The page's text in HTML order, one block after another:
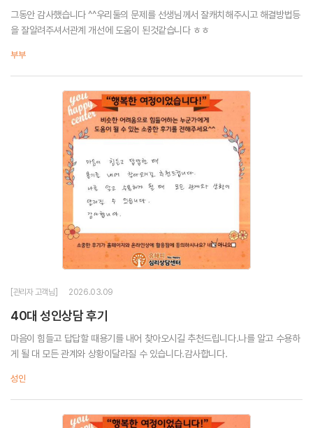
그동안 감사했습니다 ^^우리둘의 문제를 선생님께서 잘캐치해주시고 해결방법등
을 잘알려주셔서관계 개선에 도움이 된것같습니다 ㅎㅎ
부부
[관리자 고객님] 2026.03.09
40대 성인상담 후기
마음이 힘들고 답답할 때용기를 내어 찾아오시길 추천드립니다.나를 알고 수용하
게 될 대 모든 관계와 상황이달라질 수 있습니다.감사합니다.
성인